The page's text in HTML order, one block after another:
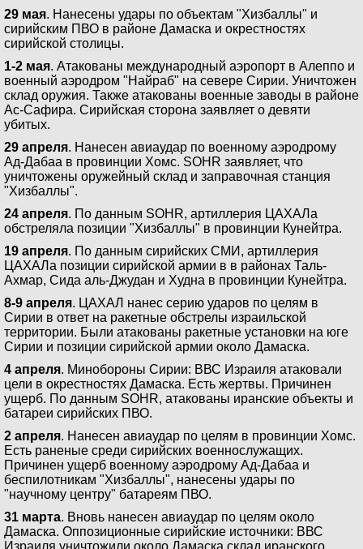
29 мая. Нанесены удары по объектам "Хизбаллы" и
сирийским ПВО в районе Дамаска и окрестностях
сирийской столицы.
1-2 мая. Атакованы международный аэропорт в Алеппо и
военный аэродром "Найраб" на севере Сирии. Уничтожен
склад оружия. Также атакованы военные заводы в районе
Ас-Сафира. Сирийская сторона заявляет о девяти
убитых.
29 апреля. Нанесен авиаудар по военному аэродрому
Ад-Дабаа в провинции Хомс. SOHR заявляет, что
уничтожены оружейный склад и заправочная станция
"Хизбаллы".
24 апреля. По данным SOHR, артиллерия ЦАХАЛа
обстреляла позиции "Хизбаллы" в провинции Кунейтра.
19 апреля. По данным сирийских СМИ, артиллерия
ЦАХАЛа позиции сирийской армии в в районах Таль-
Ахмар, Сида аль-Джудан и Худна в провинции Кунейтра.
8-9 апреля. ЦАХАЛ нанес серию ударов по целям в
Сирии в ответ на ракетные обстрелы израильской
территории. Были атакованы ракетные установки на юге
Сирии и позиции сирийской армии около Дамаска.
4 апреля. Минобороны Сирии: ВВС Израиля атаковали
цели в окрестностях Дамаска. Есть жертвы. Причинен
ущерб. По данным SOHR, атакованы иранские объекты и
батареи сирийских ПВО.
2 апреля. Нанесен авиаудар по целям в провинции Хомс.
Есть раненые среди сирийских военнослужащих.
Причинен ущерб военному аэродрому Ад-Дабаа и
беспилотникам "Хизбаллы", нанесены удары по
"научному центру" батареям ПВО.
31 марта. Вновь нанесен авиаудар по целям около
Дамаска. Оппозиционные сирийские источники: ВВС